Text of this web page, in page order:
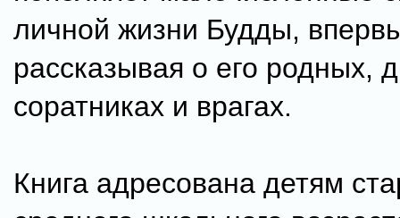
личной жизни Будды,
рассказывая о его родных,
соратниках и врагах.
Книга адресована детям